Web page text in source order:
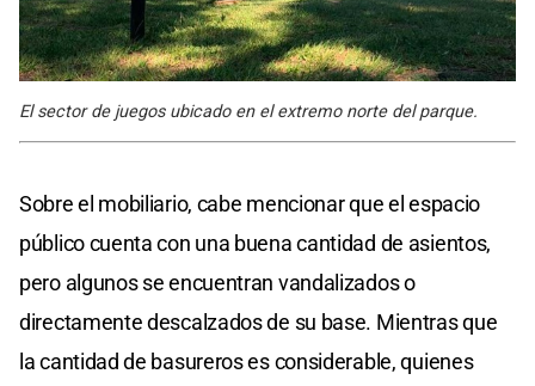
El sector de juegos ubicado en el extremo norte del parque.
Sobre el mobiliario, cabe mencionar que el espacio
público cuenta con una buena cantidad de asientos,
pero algunos se encuentran vandalizados o
directamente descalzados de su base. Mientras que
la cantidad de basureros es considerable, quienes